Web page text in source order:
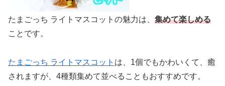
たまごっち ライトマスコットの魅力は、 集めて楽しめる
ことです。
たまごっち ライトマスコット は、1個でもかわいくて、癒
されますが、4種類集めて並べることもおすすめです。